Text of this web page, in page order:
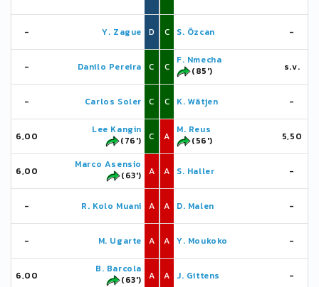
- Y. Zague D
- Danilo Pereira C
- Carlos Soler C
6,00
Lee Kangin
(76')
C
6,00
Marco Asensio
(63')
A
- R. Kolo Muani A
- M. Ugarte A
6,00
B. Barcola
(63')
A
C S. Özcan -
C
F. Nmecha
(85')
s.v.
C K. Wätjen -
A
M. Reus
(56')
5,50
A S. Haller -
A D. Malen -
A Y. Moukoko -
A J. Gittens -